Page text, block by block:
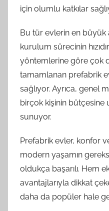
için olumlu katkılar
Bu tür evlerin en büyük
kurulum sürecinin
yöntemlerine göre çok
tamamlanan prefabrik
sağlıyor. Ayrıca, genel
birçok kişinin bütçesine
sunuyor.
Prefabrik evler, konfor
modern yaşamın
oldukça başarılı. Hem
avantajlarıyla dikkat
daha da popüler hale